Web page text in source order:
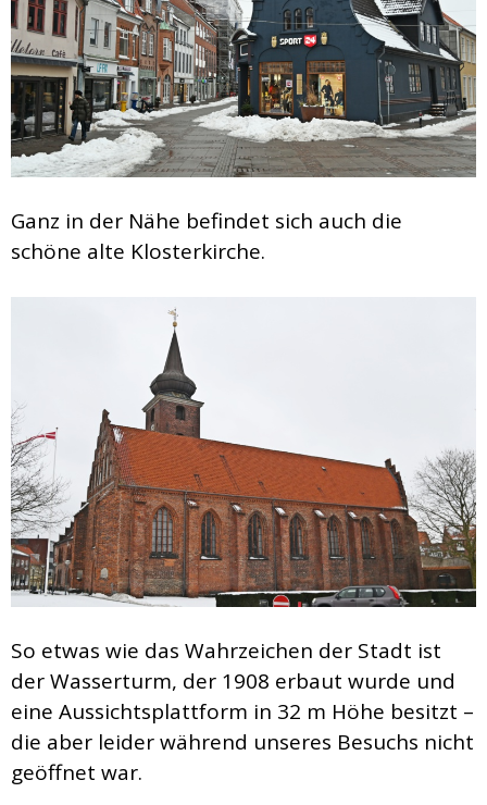
Ganz in der Nähe befindet sich auch die
schöne alte Klosterkirche.
So etwas wie das Wahrzeichen der Stadt ist
der Wasserturm, der 1908 erbaut wurde und
eine Aussichtsplattform in 32 m Höhe besitzt –
die aber leider während unseres Besuchs nicht
geöffnet war.